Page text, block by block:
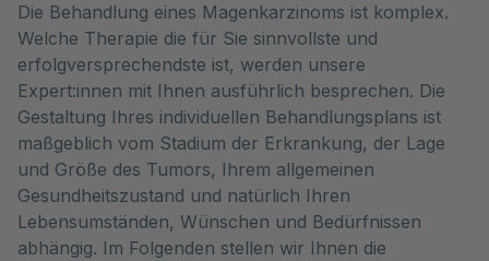
Die Behandlung eines Magenkarzinoms ist komplex.
Welche Therapie die für Sie sinnvollste und
erfolgversprechendste ist, werden unsere
Expert:innen mit Ihnen ausführlich besprechen. Die
Gestaltung Ihres individuellen Behandlungsplans ist
maßgeblich vom Stadium der Erkrankung, der Lage
und Größe des Tumors, Ihrem allgemeinen
Gesundheitszustand und natürlich Ihren
Lebensumständen, Wünschen und Bedürfnissen
abhängig. Im Folgenden stellen wir Ihnen die